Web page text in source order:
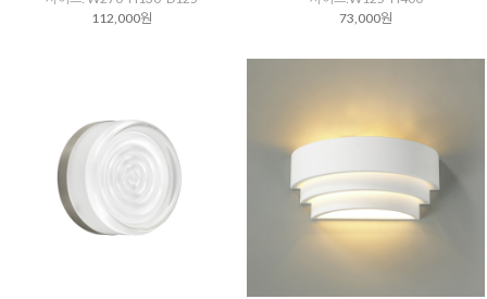
112,000원
73,000원